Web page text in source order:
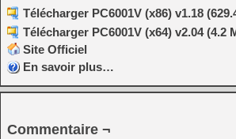
Télécharger PC6001V (x86) v1.18
Télécharger PC6001V (x64) v2.04 (4.2
Site Officiel
En savoir plus…
Commentaire ¬